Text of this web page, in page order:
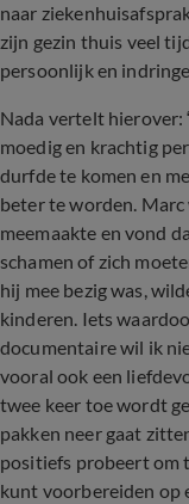
naar
zijn gezin thuis veel
persoonlijk en
Nada vertelt hierover:
moedig en krachtig
durfde te komen en
beter te worden.
meemaakte en vond
schamen of zich
hij mee bezig was,
kinderen. Iets
documentaire wil ik
vooral ook een
twee keer toe wordt
pakken neer gaat
positiefs probeert om
kunt voorbereiden op